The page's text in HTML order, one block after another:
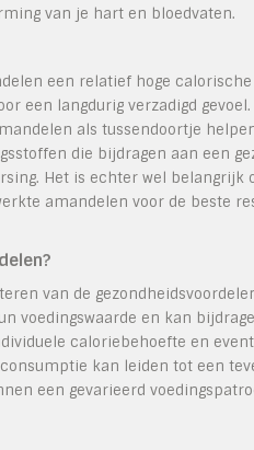
van je hart en bloedvaten.
een relatief hoge calorische
een langdurig verzadigd
als tussendoortje
die bijdragen aan een
Het is echter wel belangrijk
amandelen voor de beste
van de
voedingswaarde en kan
caloriebehoefte en
kan leiden tot een
een gevarieerd